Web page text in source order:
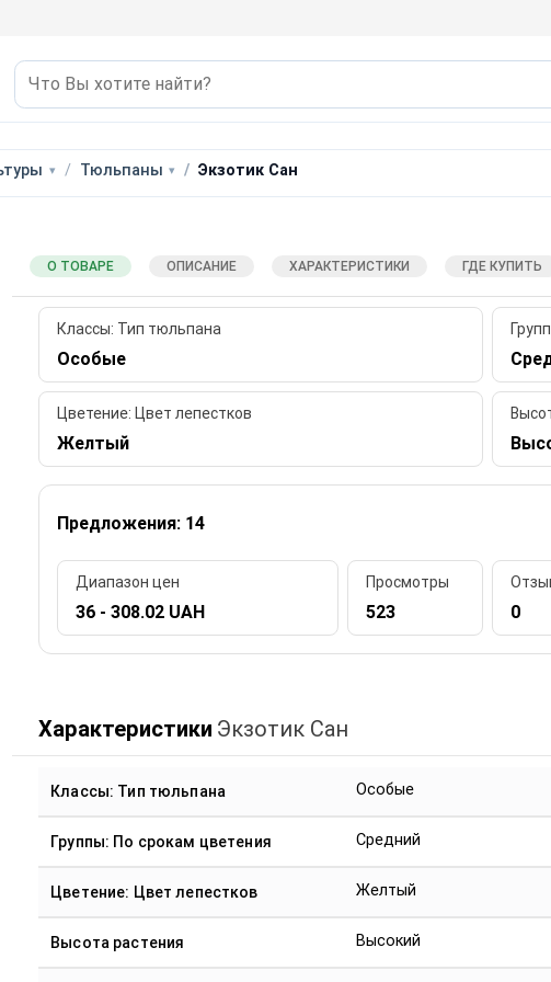
Тюльпаны Экзотик Сан
О ТОВАРЕ ОПИСАНИЕ ХАРАКТЕРИСТИКИ ГДЕ КУПИТЬ
Классы: Тип тюльпана
Особые
Цветение: Цвет лепестков
Желтый
Предложения: 14
Диапазон цен
36 - 308.02 UAH
Просмотры
523 0
Характеристики Экзотик Сан
Классы: Тип тюльпана Особые
Группы: По срокам цветения Средний
Цветение: Цвет лепестков Желтый
Высота растения Высокий